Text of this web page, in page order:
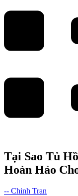
Tại Sao Tủ
Hoàn Hảo
-- Chinh Tran